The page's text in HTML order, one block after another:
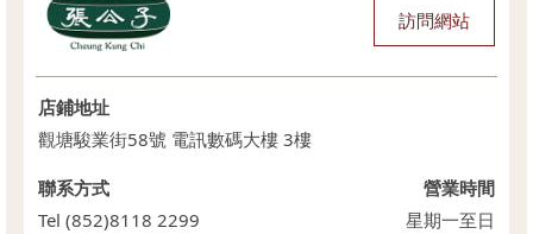
訪問網站
店鋪地址
觀塘駿業街58號 電訊數碼大樓 3樓
聯系方式
Tel (852)8118 2299
營業時間
星期一至日